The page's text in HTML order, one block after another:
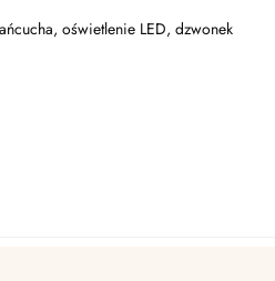
oświetlenie LED, dzwonek